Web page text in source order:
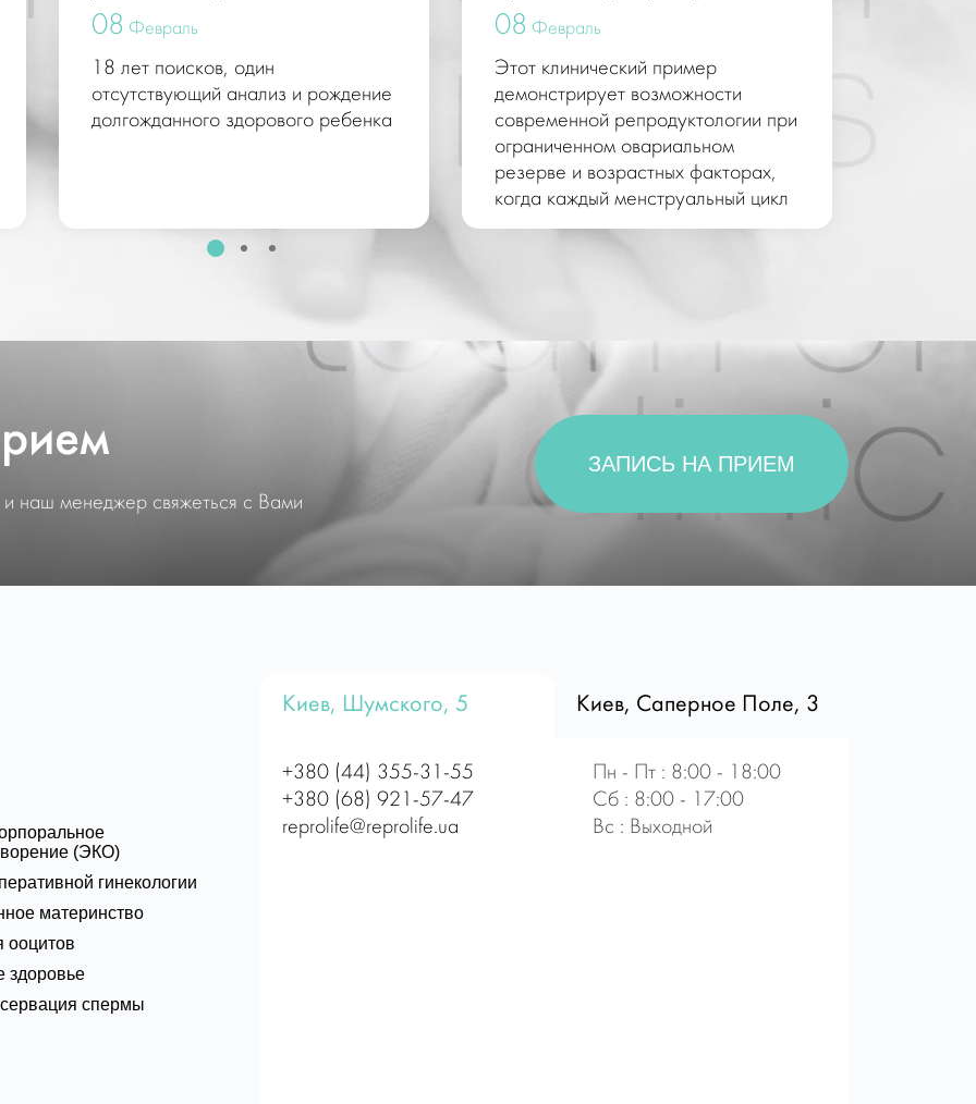
08 Февраль
18 лет поисков, один
отсутствующий анализ и рождение
долгожданного здорового ребенка
08 Февраль
Этот клинический пример
демонстрирует возможности
современной репродуктологии при
ограниченном овариальном
резерве и возрастных факторах,
когда каждый менструальный цикл
имеет особую ценность.
наш менеджер свяжеться с Вами
ЗАПИСЬ НА ПРИЕМ
(ЭКО)
гинекологии
материнство
ооцитов
здоровье
спермы
Киев, Шумского, 5 Киев, Саперное Поле, 3
+380 (44) 355-31-55
+380 (68) 921-57-47
reprolife@reprolife.ua
Пн - Пт : 8:00 - 18:00
Сб : 8:00 - 17:00
Вс : Выходной